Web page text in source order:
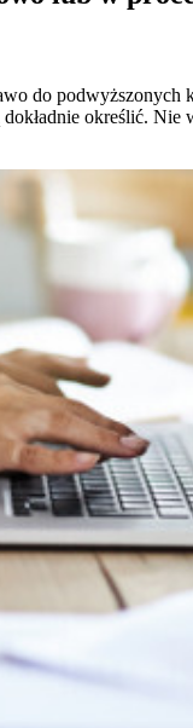
do podwyższonych
określić. Nie